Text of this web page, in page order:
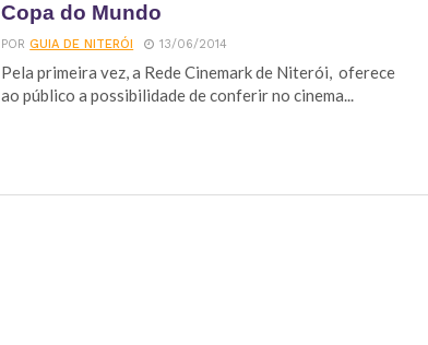
Copa do Mundo
PORGUIA DE NITERÓI 13/06/2014
Pela primeira vez, a Rede Cinemark de Niterói, oferece
ao público a possibilidade de conferir no cinema...